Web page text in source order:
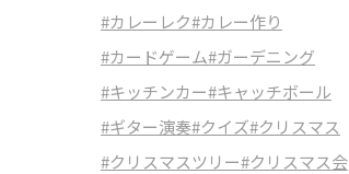
#カレーレク#カレー作り
#カードゲーム#ガーデニング
#キッチンカー#キャッチボール
#ギター演奏#クイズ#クリスマス
#クリスマスツリー#クリスマス会